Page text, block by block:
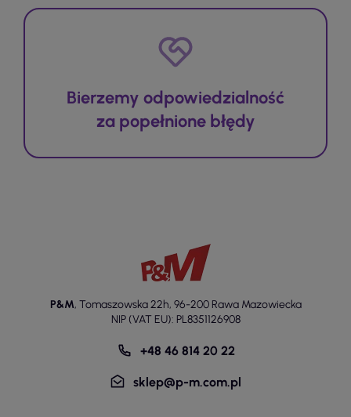
Bierzemy odpowiedzialność
za popełnione błędy
P&M, Tomaszowska 22h, 96-200 Rawa Mazowiecka
NIP (VAT EU): PL8351126908
+48 46 814 20 22
sklep@p-m.com.pl